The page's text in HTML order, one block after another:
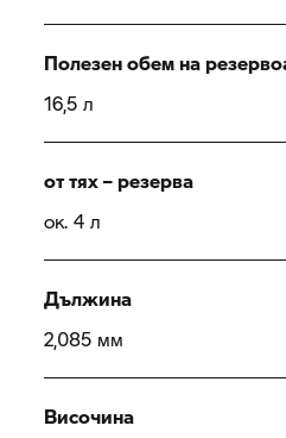
Полезен обем на
16,5 л
от тях – резерва
ок. 4 л
Дължина
2,085 мм
Височина